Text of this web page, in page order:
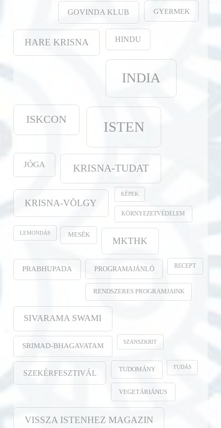
GOVINDA KLUB GYERMEK
HARE KRISNA HINDU
INDIA
ISKCON ISTEN
JÓGA KRISNA-TUDAT
KRISNA-VÖLGY
KÉPEK
KÖRNYEZETVÉDELEM
LEMONDÁS MESÉK
MKTHK
PRABHUPADA PROGRAMAJÁNLÓ RECEPT
RENDSZERES PROGRAMJAINK
SIVARAMA SWAMI
SRIMAD-BHAGAVATAM SZANSZKRIT
SZEKÉRFESZTIVÁL TUDOMÁNY TUDÁS
VEGETÁRIÁNUS
VISSZA ISTENHEZ MAGAZIN